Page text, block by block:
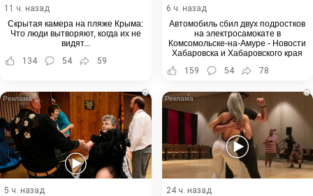
11 ч. назад
Скрытая камера на пляже Крыма:
Что люди вытворяют, когда их не
видят...
134
54 59
6 ч. назад
Автомобиль сбил двух подростков
на электросамокате в
Комсомольске-на-Амуре - Новости
Хабаровска и Хабаровского края
159
54 78
i
5 ч. назад
i
24 ч. назад